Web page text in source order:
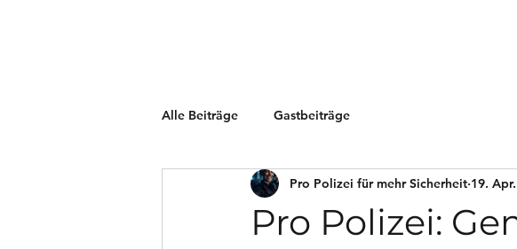
Alle Beiträge Gastbeiträge
Pro Polizei:
Pro Polizei für mehr Sicherheit 19.